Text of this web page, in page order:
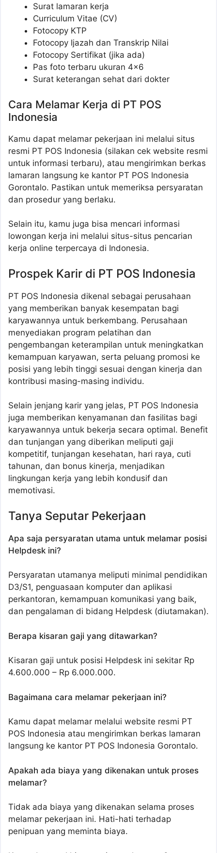
Surat lamaran kerja
Curriculum Vitae (CV)
Fotocopy KTP
Fotocopy Ijazah dan Transkrip Nilai
Fotocopy Sertifikat (jika ada)
Pas foto terbaru ukuran 4×6
Surat keterangan sehat dari dokter
Cara Melamar Kerja di PT POS
Indonesia
Kamu dapat melamar pekerjaan ini melalui situs
resmi PT POS Indonesia (silakan cek website resmi
untuk informasi terbaru), atau mengirimkan berkas
lamaran langsung ke kantor PT POS Indonesia
Gorontalo. Pastikan untuk memeriksa persyaratan
dan prosedur yang berlaku.
Selain itu, kamu juga bisa mencari informasi
lowongan kerja ini melalui situs-situs pencarian
kerja online terpercaya di Indonesia.
Prospek Karir di PT POS Indonesia
PT POS Indonesia dikenal sebagai perusahaan
yang memberikan banyak kesempatan bagi
karyawannya untuk berkembang. Perusahaan
menyediakan program pelatihan dan
pengembangan keterampilan untuk meningkatkan
kemampuan karyawan, serta peluang promosi ke
posisi yang lebih tinggi sesuai dengan kinerja dan
kontribusi masing-masing individu.
Selain jenjang karir yang jelas, PT POS Indonesia
juga memberikan kenyamanan dan fasilitas bagi
karyawannya untuk bekerja secara optimal. Benefit
dan tunjangan yang diberikan meliputi gaji
kompetitif, tunjangan kesehatan, hari raya, cuti
tahunan, dan bonus kinerja, menjadikan
lingkungan kerja yang lebih kondusif dan
memotivasi.
Tanya Seputar Pekerjaan
Apa saja persyaratan utama untuk melamar posisi
Helpdesk ini?
Persyaratan utamanya meliputi minimal pendidikan
D3/S1, penguasaan komputer dan aplikasi
perkantoran, kemampuan komunikasi yang baik,
dan pengalaman di bidang Helpdesk (diutamakan).
Berapa kisaran gaji yang ditawarkan?
Kisaran gaji untuk posisi Helpdesk ini sekitar Rp
4.600.000 – Rp 6.000.000.
Bagaimana cara melamar pekerjaan ini?
Kamu dapat melamar melalui website resmi PT
POS Indonesia atau mengirimkan berkas lamaran
langsung ke kantor PT POS Indonesia Gorontalo.
Apakah ada biaya yang dikenakan untuk proses
melamar?
Tidak ada biaya yang dikenakan selama proses
melamar pekerjaan ini. Hati-hati terhadap
penipuan yang meminta biaya.